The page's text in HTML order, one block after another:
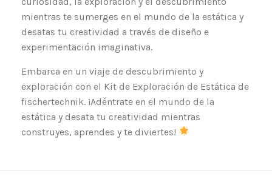
mientras te sumerges en el mundo de la estática y
desatas tu creatividad a través de diseño e
experimentación imaginativa.
Embarca en un viaje de descubrimiento y
exploración con el Kit de Exploración de Estática de
fischertechnik. ¡Adéntrate en el mundo de la
estática y desata tu creatividad mientras
construyes, aprendes y te diviertes!